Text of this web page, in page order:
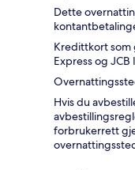
Dette
Kredittkort som
Express og
Hvis du
forbrukerrett